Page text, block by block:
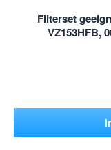
Filterset
VZ153HFB,